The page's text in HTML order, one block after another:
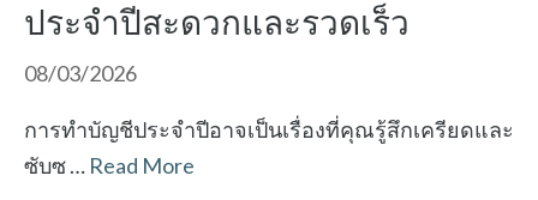
ประจำปีสะดวกและรวดเร็ว
08/03/2026
การทำบัญชีประจำปีอาจเป็นเรื่องที่คุณรู้สึกเครียดและ
ซับซ … Read More